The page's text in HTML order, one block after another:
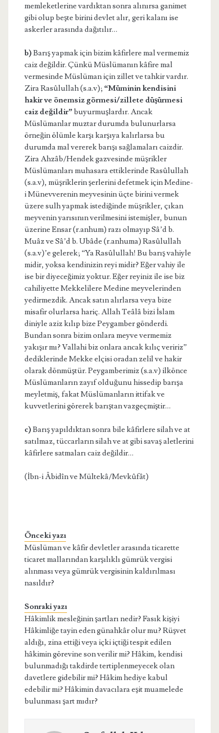
memleketlerine vardıktan sonra alınırsa ganimet
gibi olup beşte birini devlet alır, geri kalanı ise
askerler arasında dağıtılır…
b) Barış yapmak için bizim kâfirlere mal vermemiz
caiz değildir. Çünkü Müslümanın kâfire mal
vermesinde Müslüman için zillet ve tahkir vardır.
Zira Rasûlullah (s.a.v); “Müminin kendisini
hakir ve önemsiz görmesi/zillete düşürmesi
caiz değildir”buyurmuşlardır. Ancak
Müslümanlar muztar durumda bulunurlarsa
örneğin ölümle karşı karşıya kalırlarsa bu
durumda mal vererek barışı sağlamaları caizdir.
Zira Ahzâb/Hendek gazvesinde müşrikler
Müslümanları muhasara ettiklerinde Rasûlullah
(s.a.v), müşriklerin şerlerini defetmek için Medine-
i Münevverenin meyvesinin üçte birini vermek
üzere sulh yapmak istediğinde müşrikler, çıkan
meyvenin yarısının verilmesini istemişler, bunun
üzerine Ensar (r.anhum) razı olmayıp Sâ’d b.
Muâz ve Sâ’d b. Ubâde (r.anhuma) Rasûlullah
(s.a.v)’e gelerek; “Ya Rasûlullah! Bu barış vahiyle
midir, yoksa kendinizin reyi midir? Eğer vahiy ile
ise bir diyeceğimiz yoktur. Eğer reyiniz ile ise biz
cahiliyette Mekkelilere Medine meyvelerinden
yedirmezdik. Ancak satın alırlarsa veya bize
misafir olurlarsa hariç. Allah Teâlâ bizi İslam
diniyle aziz kılıp bize Peygamber gönderdi.
Bundan sonra bizim onlara meyve vermemiz
yakışır mı? Vallahi biz onlara ancak kılıç veririz”
dediklerinde Mekke elçisi oradan zelil ve hakir
olarak dönmüştür. Peygamberimiz (s.a.v) ilkönce
Müslümanların zayıf olduğunu hissedip barışa
meyletmiş, fakat Müslümanların ittifak ve
kuvvetlerini görerek barıştan vazgeçmiştir…
c) Barış yapıldıktan sonra bile kâfirlere silah ve at
satılmaz, tüccarların silah ve at gibi savaş aletlerini
kâfirlere satmaları caiz değildir…
(İbn-i Âbidîn ve Mültekâ/Mevkûfât)
Önceki yazı
Müslüman ve kâfir devletler arasında ticarette
ticaret mallarından karşılıklı gümrük vergisi
alınması veya gümrük vergisinin kaldırılması
nasıldır?
Sonraki yazı
Hâkimlik mesleğinin şartları nedir? Fasık kişiyi
Hâkimliğe tayin eden günahkâr olur mu? Rüşvet
aldığı, zina ettiği veya içki içtiği tespit edilen
hâkimin görevine son verilir mi? Hâkim, kendisi
bulunmadığı takdirde tertiplenmeyecek olan
davetlere gidebilir mi? Hâkim hediye kabul
edebilir mi? Hâkimin davacılara eşit muamelede
bulunması şart mıdır?